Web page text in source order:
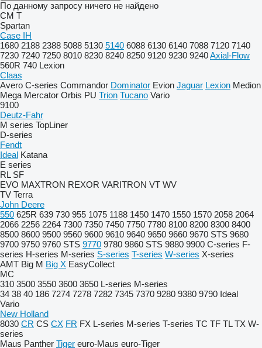
По данному запросу ничего не найдено
CM T
Spartan
Case IH
1680 2188 2388 5088 5130 5140 6088 6130 6140 7088 7120 7140
7230 7240 7250 8010 8230 8240 8250 9120 9230 9240Axial-Flow
560R 740 Lexion
Claas
Avero C-series Commandor Dominator Evion Jaguar Lexion Medion
Mega Mercator Orbis PU Trion Tucano Vario
9100
Deutz-Fahr
M series TopLiner
D-series
Fendt
Ideal Katana
E series
RL SF
EVO MAXTRON REXOR VARITRON VT WV
TV Terra
John Deere
550 625R 639 730 955 1075 1188 1450 1470 1550 1570 2058 2064
2066 2256 2264 7300 7350 7450 7750 7780 8100 8200 8300 8400
8500 8600 9500 9560 9600 9610 9640 9650 9660 9670 STS 9680
9700 9750 9760 STS 9770 9780 9860 STS 9880 9900 C-series F-
series H-series M-series S-series T-series W-series X-series
AMT Big M Big X EasyCollect
MC
310 3500 3550 3600 3650 L-series M-series
34 38 40 186 7274 7278 7282 7345 7370 9280 9380 9790 Ideal
Vario
New Holland
8030 CR CS CX FR FX L-series M-series T-series TC TF TL TX W-
series
Maus Panther Tiger euro-Maus euro-Tiger